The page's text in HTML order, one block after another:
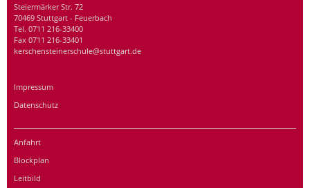
Steiermärker Str. 72
70469 Stuttgart - Feuerbach
Tel. 0711 216-33400
Fax 0711 216-33401
kerschensteinerschule@stuttgart.de
Impressum
Datenschutz
Anfahrt
Blockplan
Leitbild